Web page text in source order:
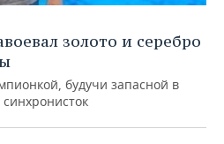
золото и серебро
будучи запасной в